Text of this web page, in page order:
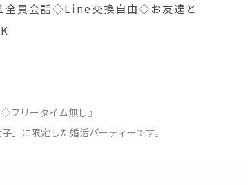
全員会話◇Line交換自由◇お友達と
フリータイム無し』
」に限定した婚活パーティーです。